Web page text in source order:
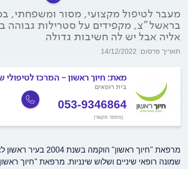
מעבר לטיפול מקצועי, מסור ומשפחתי,
בראשל"צ, מקפידים על סטרילות גבוהה
אליה אבל יש לה חשיבות גדולה
תאריך פרסום: 14/12/2022
מאת: חיוך ראשון - המרכז לטיפולי
בית רופאים
053-9346864
(מספר מקשר)
מרפאת "חיוך
שמונה רופאי שיניים ושלוש שינניות. מרפאת "חיוך